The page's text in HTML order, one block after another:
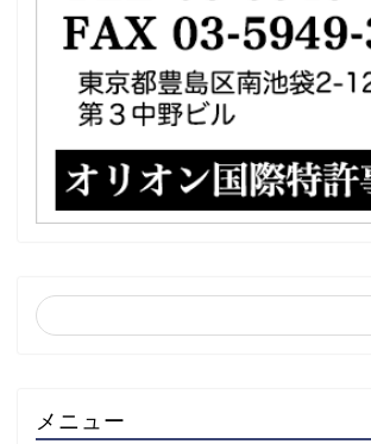
メニュー